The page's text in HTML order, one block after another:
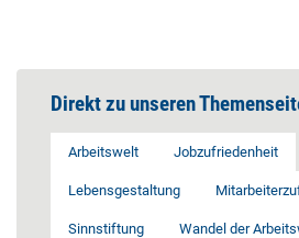
Direkt zu unseren
Arbeitswelt Jobzufriedenheit
Lebensgestaltung
Sinnstiftung Wandel der